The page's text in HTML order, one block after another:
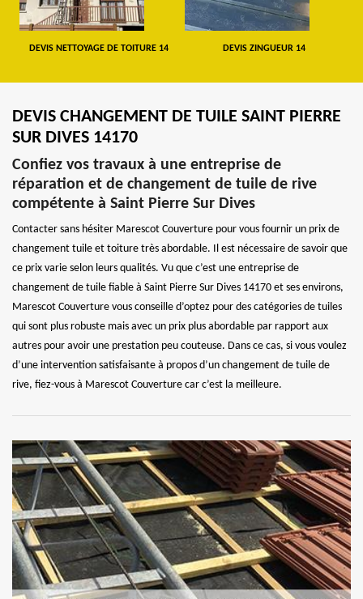
DEVIS NETTOYAGE DE TOITURE 14 DEVIS ZINGUEUR 14
DEVIS CHANGEMENT DE TUILE SAINT PIERRE
SUR DIVES 14170
Confiez vos travaux à une entreprise de
réparation et de changement de tuile de rive
compétente à Saint Pierre Sur Dives
Contacter sans hésiter Marescot Couverture pour vous fournir un prix de
changement tuile et toiture très abordable. Il est nécessaire de savoir que
ce prix varie selon leurs qualités. Vu que c’est une entreprise de
changement de tuile fiable à Saint Pierre Sur Dives 14170 et ses environs,
Marescot Couverture vous conseille d’optez pour des catégories de tuiles
qui sont plus robuste mais avec un prix plus abordable par rapport aux
autres pour avoir une prestation peu couteuse. Dans ce cas, si vous voulez
d’une intervention satisfaisante à propos d’un changement de tuile de
rive, fiez-vous à Marescot Couverture car c’est la meilleure.